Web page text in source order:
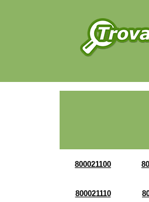
800021100
800021110